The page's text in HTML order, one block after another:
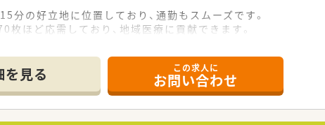
の好立地に位置しており、通勤もスムーズです。
ほど応需しており、地域医療に貢献できます。
、調剤併設型ドラッグストアの安定企業です。
前薬局の出店も積極的に進めている法人です。
い分野で地域社会に貢献する姿勢を持っています。
を見る この求人に
お問い合わせ